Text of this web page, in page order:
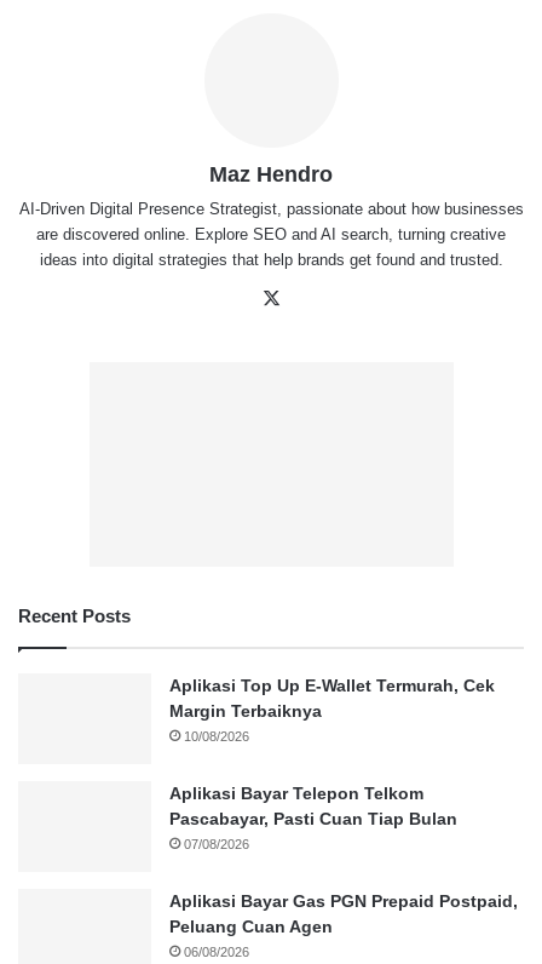
Maz Hendro
AI-Driven Digital Presence Strategist, passionate about how businesses
are discovered online. Explore SEO and AI search, turning creative
ideas into digital strategies that help brands get found and trusted.
Recent Posts
Aplikasi Top Up E-Wallet Termurah, Cek
Margin Terbaiknya
10/08/2026
Aplikasi Bayar Telepon Telkom
Pascabayar, Pasti Cuan Tiap Bulan
07/08/2026
Aplikasi Bayar Gas PGN Prepaid Postpaid,
Peluang Cuan Agen
06/08/2026